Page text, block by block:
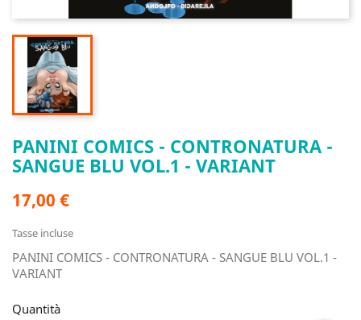
PANINI COMICS - CONTRONATURA -
SANGUE BLU VOL.1 - VARIANT
17,00 €
Tasse incluse
PANINI COMICS - CONTRONATURA - SANGUE BLU VOL.1 -
VARIANT
Quantità